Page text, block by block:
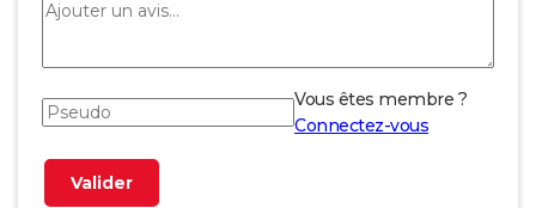
Vous êtes membre ?
Connectez-vous